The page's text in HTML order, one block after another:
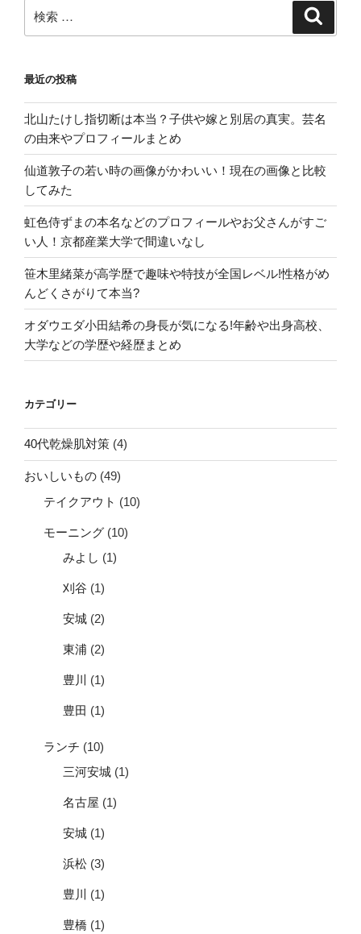
デ
ク
ス】”
の
検
索:
最近の投稿
北山たけし指切断は本当？子供や嫁と別居の真実。芸名
の由来やプロフィールまとめ
仙道敦子の若い時の画像がかわいい！現在の画像と比較
してみた
虹色侍ずまの本名などのプロフィールやお父さんがすご
い人！京都産業大学で間違いなし
笹木里緒菜が高学歴で趣味や特技が全国レベル!性格がめ
んどくさがりて本当?
オダウエダ小田結希の身長が気になる!年齢や出身高校、
大学などの学歴や経歴まとめ
カテゴリー
40代乾燥肌対策 (4)
おいしいもの (49)
テイクアウト (10)
モーニング (10)
みよし (1)
刈谷 (1)
安城 (2)
東浦 (2)
豊川 (1)
豊田 (1)
ランチ (10)
三河安城 (1)
名古屋 (1)
安城 (1)
浜松 (3)
豊川 (1)
豊橋 (1)